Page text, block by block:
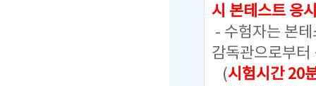
시 본테스트 응
- 수험자는 본
감독관으로부
(시험시간 20